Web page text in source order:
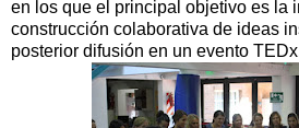
en los que el principal objetivo es la
construcción colaborativa de ideas
posterior difusión en un evento